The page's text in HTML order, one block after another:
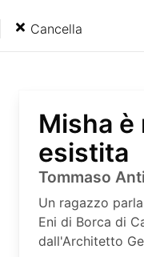
Cancella
Misha è
esistita
Tommaso
Un ragazzo
Eni di Borca di
dall'Architetto